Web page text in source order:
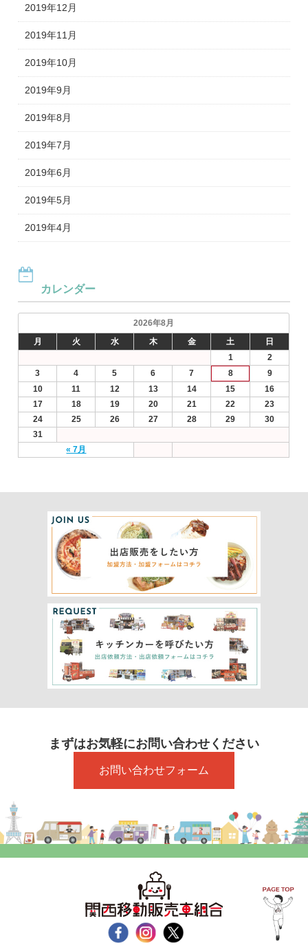
2019年12月
2019年11月
2019年10月
2019年9月
2019年8月
2019年7月
2019年6月
2019年5月
2019年4月
カレンダー
2026年8月
月
火 水 木 金 土 日
« 7月
1
2
3
4 5 6 7 8
9
10
11 12 13 14 15
16
17
18 19 20 21 22
23
24
25 26 27 28 29
30
31
まずはお気軽にお問い合わせください
お問い合わせフォーム